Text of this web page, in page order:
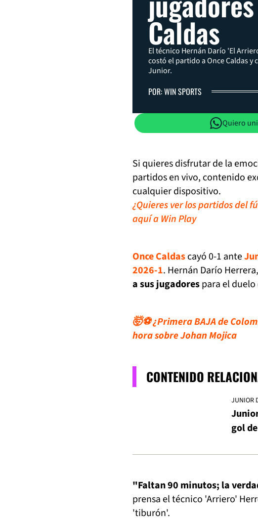
Caldas
El técnico Hernán Darío 'El
costó el partido a Once Caldas
Junior.
POR: WIN SPORTS
Quiero
Si quieres disfrutar de la
partidos en vivo, contenido
cualquier dispositivo.
¿Quieres ver los partidos del
aquí a Win Play
Once Caldascayó 0-1 ante
2026-1. Hernán Darío
a sus jugadorespara el
🤯⚽ ¿Primera BAJA de
hora sobre Johan Mojica
CONTENIDO
JUNIOR
gol
"Faltan 90 minutos; la
prensa el técnico 'Arriero'
'tiburón'.